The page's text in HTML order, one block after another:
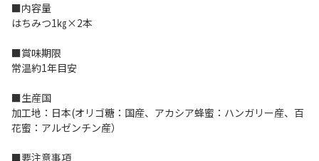
■内容量
はちみつ1㎏×2本
■賞味期限
常温約1年目安
■生産国
加工地：日本(オリゴ糖：国産、アカシア蜂蜜：ハンガリー産、百
花蜜：アルゼンチン産）
■要注意事項